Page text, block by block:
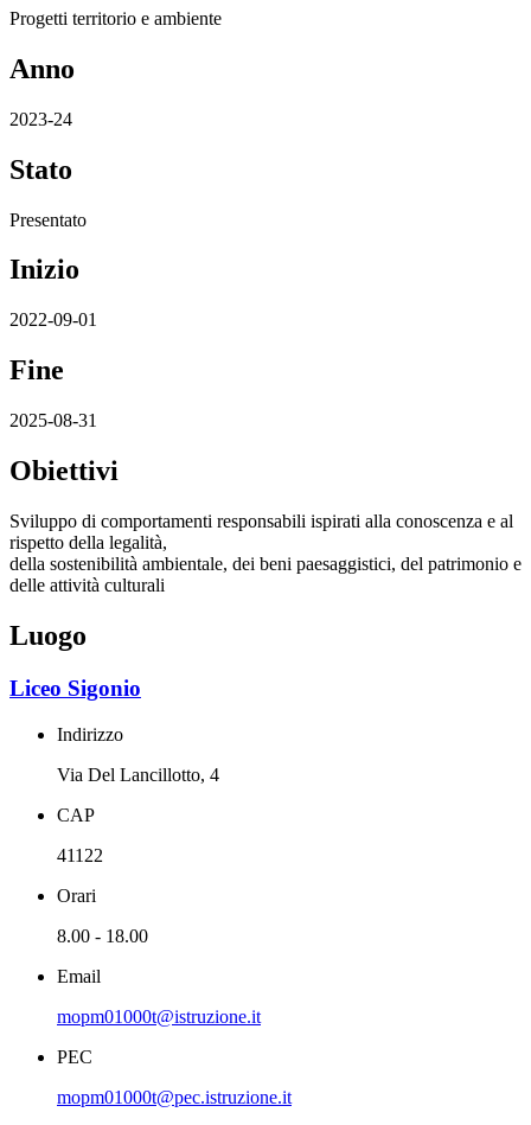
Progetti territorio e ambiente
Anno
2023-24
Stato
Presentato
Inizio
2022-09-01
Fine
2025-08-31
Obiettivi
Sviluppo di comportamenti responsabili ispirati alla conoscenza e al
rispetto della legalità,
della sostenibilità ambientale, dei beni paesaggistici, del patrimonio e
delle attività culturali
Luogo
Liceo Sigonio
Indirizzo
Via Del Lancillotto, 4
CAP
41122
Orari
8.00 - 18.00
Email
mopm01000t@istruzione.it
PEC
mopm01000t@pec.istruzione.it